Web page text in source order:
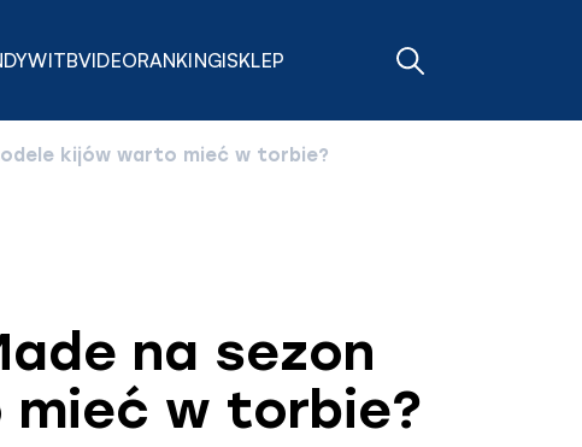
WITBVIDEORANKINGISKLEP
Otwórz
kijów warto mieć w torbie?
na sezon
mieć w torbie?